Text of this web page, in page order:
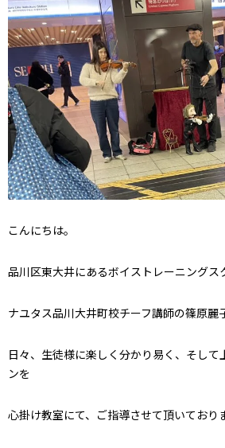
こんにちは。
品川区東大井にあるボイストレーニングス
ナユタス品川大井町校チーフ講師の篠原麗
日々、生徒様に楽しく分かり易く、そして
ンを
心掛け教室にて、ご指導させて頂いており